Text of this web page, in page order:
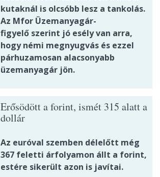
kutaknál is olcsóbb lesz a tankolás.
Az Mfor Üzemanyagár-
figyelő szerint jó esély van arra,
hogy némi megnyugvás és ezzel
párhuzamosan alacsonyabb
üzemanyagár jön.
Erősödött a forint, ismét 315 alatt a
dollár
Az euróval szemben délelőtt még
367 feletti árfolyamon állt a forint,
estére sikerült azon is javítai.